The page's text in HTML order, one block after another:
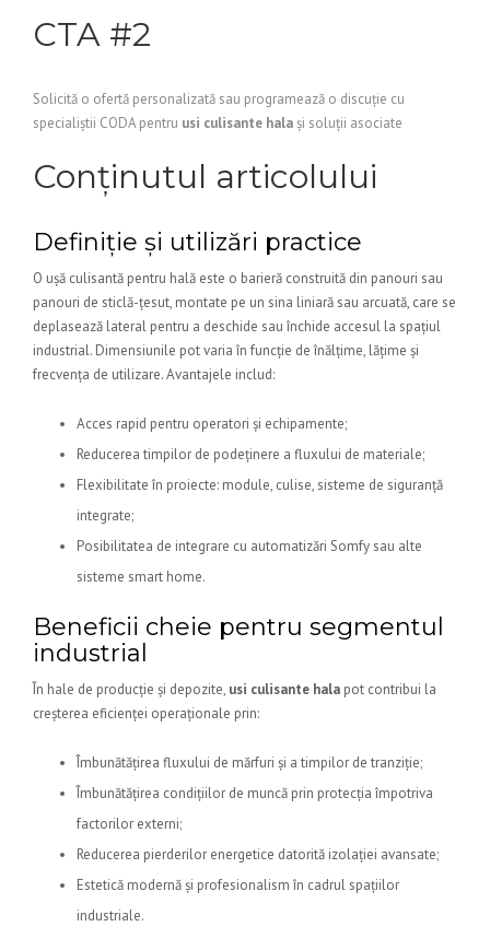
CTA #2
Solicită o ofertă personalizată sau programează o discuție cu
specialiștii CODA pentru usi culisante halași soluții asociate
Conținutul articolului
Definiție și utilizări practice
O ușă culisantă pentru hală este o barieră construită din panouri sau
panouri de sticlă-țesut, montate pe un sina liniară sau arcuată, care se
deplasează lateral pentru a deschide sau închide accesul la spațiul
industrial. Dimensiunile pot varia în funcție de înălțime, lățime și
frecvența de utilizare. Avantajele includ:
Acces rapid pentru operatori și echipamente;
Reducerea timpilor de podeținere a fluxului de materiale;
Flexibilitate în proiecte: module, culise, sisteme de siguranță
integrate;
Posibilitatea de integrare cu automatizări Somfy sau alte
sisteme smart home.
Beneficii cheie pentru segmentul
industrial
În hale de producție și depozite, usi culisante hala pot contribui la
creșterea eficienței operaționale prin:
Îmbunătățirea fluxului de mărfuri și a timpilor de tranziție;
Îmbunătățirea condițiilor de muncă prin protecția împotriva
factorilor externi;
Reducerea pierderilor energetice datorită izolației avansate;
Estetică modernă și profesionalism în cadrul spațiilor
industriale.